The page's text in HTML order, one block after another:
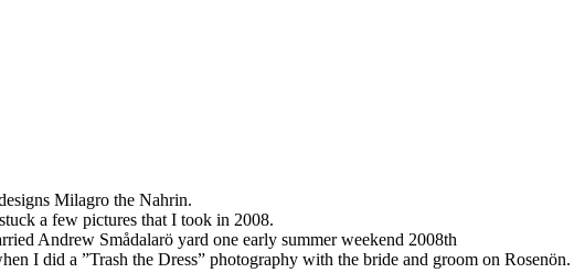
Milagro the Nahrin.
stuck a few pictures that I took in 2008.
Andrew Smådalarö yard one early summer weekend 2008th
I did a ”Trash the Dress” photography with the bride and groom on Rosenön.